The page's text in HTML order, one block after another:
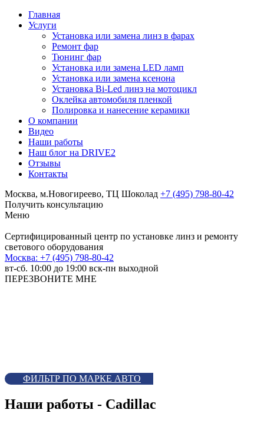
Главная
Услуги
Установка или замена линз в фарах
Ремонт фар
Тюнинг фар
Установка или замена LED ламп
Установка или замена ксенона
Установка Bi-Led линз на мотоцикл
Оклейка автомобиля пленкой
Полировка и нанесение керамики
О компании
Видео
Наши работы
Наш блог на DRIVE2
Отзывы
Контакты
Москва, м.Новогиреево, ТЦ Шоколад +7 (495) 798-80-42
Получить консультацию
Меню
Сертифицированный центр по установке линз и ремонту
светового оборудования
Москва: +7 (495) 798-80-42
вт-сб. 10:00 до 19:00 вск-пн выходной
ПЕРЕЗВОНИТЕ МНЕ
ФИЛЬТР ПО МАРКЕ АВТО
Наши работы - Cadillac